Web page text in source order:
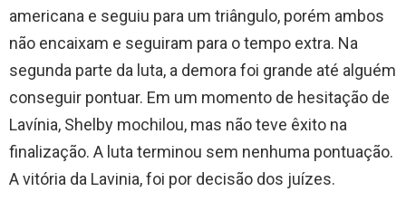
americana e seguiu para um triângulo, porém ambos
não encaixam e seguiram para o tempo extra. Na
segunda parte da luta, a demora foi grande até alguém
conseguir pontuar. Em um momento de hesitação de
Lavínia, Shelby mochilou, mas não teve êxito na
finalização. A luta terminou sem nenhuma pontuação.
A vitória da Lavinia, foi por decisão dos juízes.